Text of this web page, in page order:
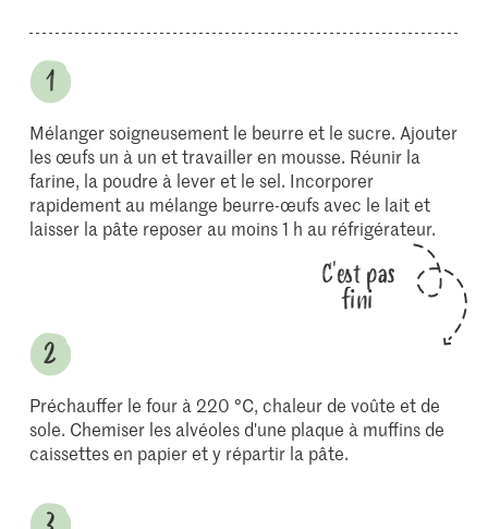
Mélanger soigneusement le beurre et le sucre. Ajouter
les œufs un à un et travailler en mousse. Réunir la
farine, la poudre à lever et le sel. Incorporer
rapidement au mélange beurre-œufs avec le lait et
laisser la pâte reposer au moins 1 h au réfrigérateur.
C'est pas
fini
Préchauffer le four à 220 °C, chaleur de voûte et de
sole. Chemiser les alvéoles d'une plaque à muffins de
caissettes en papier et y répartir la pâte.